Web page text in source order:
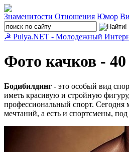
Знаменитости Отношения Юмор
☭ Pulya.NET - Молодежный
Фото качков -
Бодибилдинг - это особый вид
иметь красивую и стройную
профессиональный спорт. Сегодня
мечтаний, а есть и спортсмены,